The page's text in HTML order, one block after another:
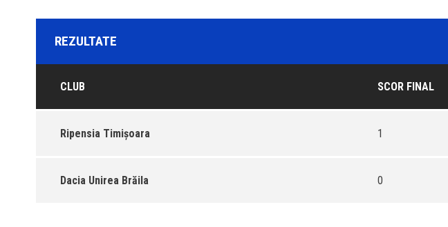
REZULTATE
CLUB SCOR FINAL
Ripensia Timișoara 1
Dacia Unirea Brăila 0